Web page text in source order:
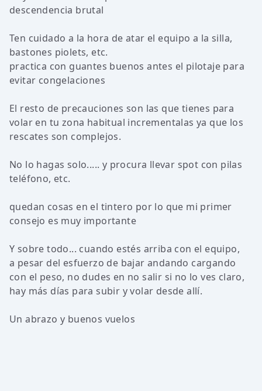
descendencia brutal
Ten cuidado a la hora de atar el equipo a la silla,
bastones piolets, etc.
practica con guantes buenos antes el pilotaje para
evitar congelaciones
El resto de precauciones son las que tienes para
volar en tu zona habitual incrementalas ya que los
rescates son complejos.
No lo hagas solo..... y procura llevar spot con pilas
teléfono, etc.
quedan cosas en el tintero por lo que mi primer
consejo es muy importante
Y sobre todo... cuando estés arriba con el equipo,
a pesar del esfuerzo de bajar andando cargando
con el peso, no dudes en no salir si no lo ves claro,
hay más días para subir y volar desde allí.
Un abrazo y buenos vuelos